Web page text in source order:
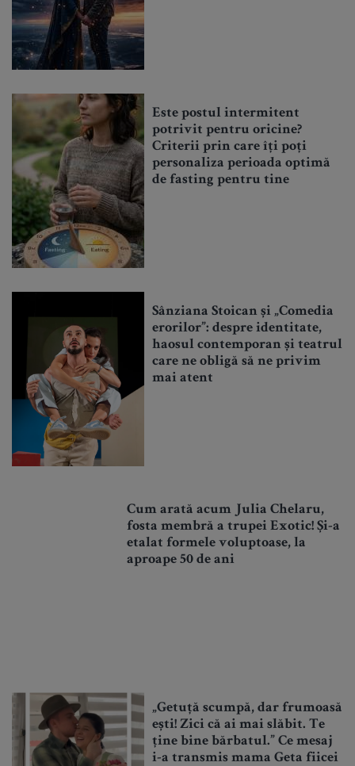
Este postul intermitent
potrivit pentru oricine?
Criterii prin care îți poți
personaliza perioada optimă
de fasting pentru tine
Sânziana Stoican și „Comedia
erorilor”: despre identitate,
haosul contemporan și teatrul
care ne obligă să ne privim
mai atent
Cum arată acum Julia Chelaru,
fosta membră a trupei Exotic! Și-a
etalat formele voluptoase, la
aproape 50 de ani
„Getuță scumpă, dar frumoasă
ești! Zici că ai mai slăbit. Te
ține bine bărbatul.” Ce mesaj
i-a transmis mama Geta fiicei